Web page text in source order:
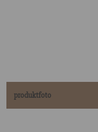
produktfoto